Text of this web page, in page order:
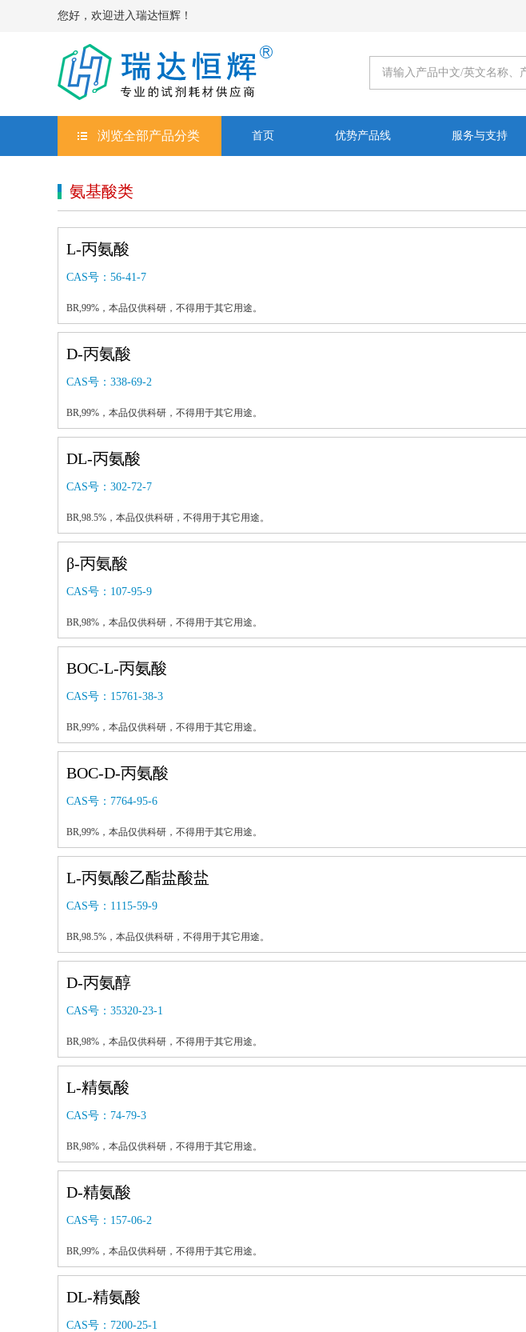
您好，欢迎进入瑞达恒辉！
浏览全部产品分类 首页 优势产品线 服务与支持
氨基酸类
L-丙氨酸
CAS号： 56-41-7
BR,99%，本品仅供科研，不得用于其它用途。
D-丙氨酸
CAS号： 338-69-2
BR,99%，本品仅供科研，不得用于其它用途。
DL-丙氨酸
CAS号： 302-72-7
BR,98.5%，本品仅供科研，不得用于其它用途。
β-丙氨酸
CAS号： 107-95-9
BR,98%，本品仅供科研，不得用于其它用途。
BOC-L-丙氨酸
CAS号： 15761-38-3
BR,99%，本品仅供科研，不得用于其它用途。
BOC-D-丙氨酸
CAS号： 7764-95-6
BR,99%，本品仅供科研，不得用于其它用途。
L-丙氨酸乙酯盐酸盐
CAS号： 1115-59-9
BR,98.5%，本品仅供科研，不得用于其它用途。
D-丙氨醇
CAS号： 35320-23-1
BR,98%，本品仅供科研，不得用于其它用途。
L-精氨酸
CAS号： 74-79-3
BR,98%，本品仅供科研，不得用于其它用途。
D-精氨酸
CAS号： 157-06-2
BR,99%，本品仅供科研，不得用于其它用途。
DL-精氨酸
CAS号： 7200-25-1